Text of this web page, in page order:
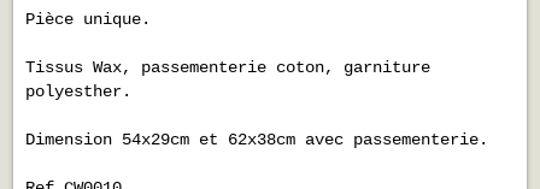
Pièce unique.
Tissus Wax, passementerie coton, garniture
polyesther.
Dimension 54x29cm et 62x38cm avec passementerie.